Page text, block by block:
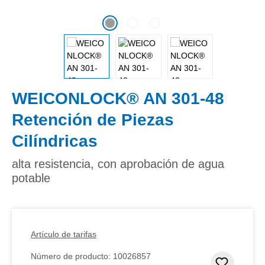
WEICONLOCK® AN 301-48
Retención de Piezas
Cilíndricas
alta resistencia, con aprobación de agua
potable
Artículo de tarifas
Número de producto: 10026857